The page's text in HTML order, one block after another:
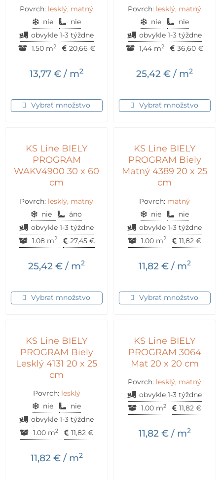
Povrch: lesklý, matný
nie
nie
obvykle 1-3 týždne
1.50 m2 20,66 €
13,77 € / m2
Vybrať množstvo
Povrch: lesklý, matný
nie
nie
obvykle 1-3 týždne
1,44 m2 36,60 €
25,42 € / m2
Vybrať množstvo
KS Line BIELY
PROGRAM
WAKV4900 30 x 60
cm
Povrch: lesklý, matný
nie
áno
obvykle 1-3 týždne
1.08 m2 27,45 €
25,42 € / m2
Vybrať množstvo
KS Line BIELY
PROGRAM Biely
Matný 4389 20 x 25
cm
Povrch: matný
nie
nie
obvykle 1-3 týždne
1.00 m2 11,82 €
11,82 €/ m2
Vybrať množstvo
KS Line BIELY
PROGRAM Biely
Lesklý 4131 20 x 25
cm
Povrch: lesklý
nie
nie
obvykle 1-3 týždne
1.00 m2 11,82 €
11,82 €/ m2
KS Line BIELY
PROGRAM 3064
Mat 20 x 20 cm
Povrch: lesklý, matný
obvykle 1-3 týždne
1.00 m2 11,82 €
11,82 €/ m2